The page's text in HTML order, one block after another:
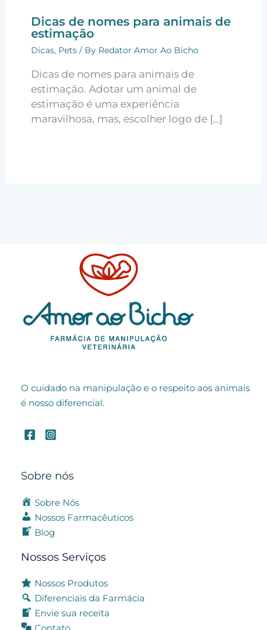
Dicas de nomes para animais de
estimação
Dicas, Pets/ By Redator Amor Ao Bicho
Dicas de nomes para animais de
estimação. Adotar um animal de
estimação é uma experiência
maravilhosa, mas, escolher logo de […]
O cuidado na manipulação e o respeito aos animais
é nosso diferencial.
Sobre nós
Sobre Nós
Nossos Farmacêuticos
Blog
Nossos Serviços
Nossos Produtos
Diferenciais da Farmácia
Envie sua receita